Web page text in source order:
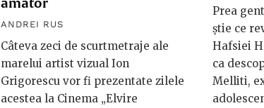
amator
ANDREI RUS
Câteva zeci de scurtmetraje ale
marelui artist vizual Ion
Grigorescu vor fi prezentate zilele
acestea la Cinema „Elvire
Prea
știe ce
Hafsiei
ca
Melliti,